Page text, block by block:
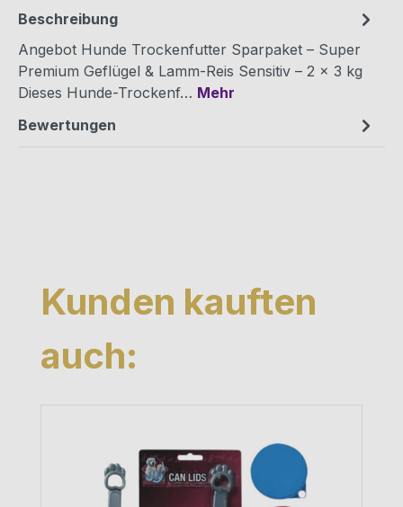
Beschreibung
Angebot Hunde Trockenfutter Sparpaket – Super
Premium Geflügel & Lamm-Reis Sensitiv – 2 × 3 kg
Dieses Hunde-Trockenf… Mehr
Bewertungen
Produktgalerie überspringen
Kunden kauften
auch: